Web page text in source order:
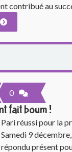
contribué au
0
fait boum !
Pari réussi pour la
Samedi 9
répondu présent